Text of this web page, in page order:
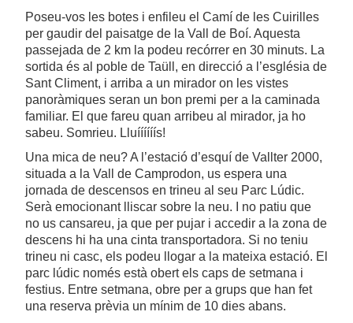
Poseu-vos les botes i enfileu el Camí de les Cuirilles
per gaudir del paisatge de la Vall de Boí. Aquesta
passejada de 2 km la podeu recórrer en 30 minuts. La
sortida és al poble de Taüll, en direcció a l’església de
Sant Climent, i arriba a un mirador on les vistes
panoràmiques seran un bon premi per a la caminada
familiar. El que fareu quan arribeu al mirador, ja ho
sabeu. Somrieu. Lluíííííís!
​​Una mica de neu? A l’estació d’esquí de Vallter 2000,
situada a la Vall de Camprodon, us espera una
jornada de descensos en trineu al seu Parc Lúdic.
Serà emocionant lliscar sobre la neu. I no patiu que
no us cansareu, ja que per pujar i accedir a la zona de
descens hi ha una cinta transportadora. Si no teniu
trineu ni casc, els podeu llogar a la mateixa estació. El
parc lúdic només està obert els caps de setmana i
festius. Entre setmana, obre per a grups que han fet
una reserva prèvia un mínim de 10 dies abans.